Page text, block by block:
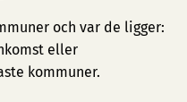
och var de ligger:
eller
kommuner.